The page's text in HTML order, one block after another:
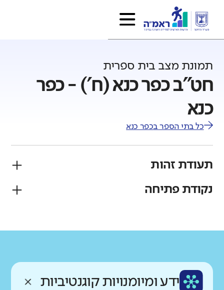
תמונת מצב בית ספרית
חט"ב כפר כנא (ח') - כפר
כנא
כל בתי הספר בכפר כנא
תעודת זהות
פיקוח
ערבית ותיק
נקודת פתיחה
רקע חברתי כלכלי
נמוך ידע ומיומנויות קוגנטיביות